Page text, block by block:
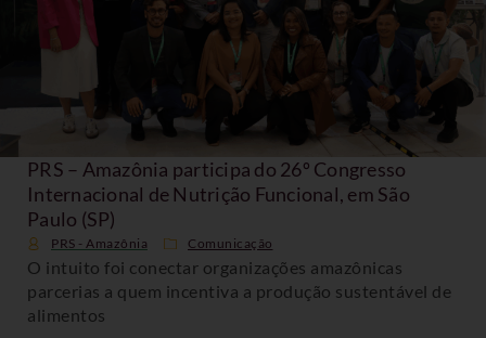
PRS – Amazônia participa do 26º Congresso
Internacional de Nutrição Funcional, em São
Paulo (SP)
PRS - Amazônia Comunicação
O intuito foi conectar organizações amazônicas
parcerias a quem incentiva a produção sustentável de
alimentos